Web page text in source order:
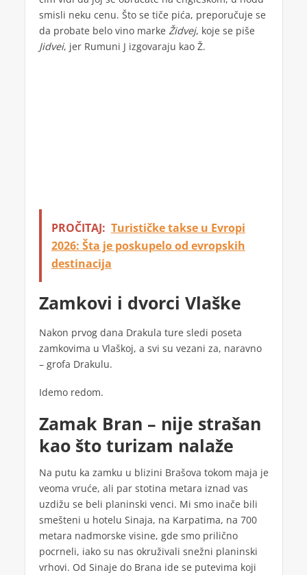
smisli neku cenu. Što se tiče pića, preporučuje se
da probate belo vino marke Židvej, koje se piše
Jidvei, jer Rumuni J izgovaraju kao Ž.
PROČITAJ: Turističke takse u Evropi
2026: Šta je poskupelo od evropskih
destinacija
Zamkovi i dvorci Vlaške
Nakon prvog dana Drakula ture sledi poseta
zamkovima u Vlaškoj, a svi su vezani za, naravno
– grofa Drakulu.
Idemo redom.
Zamak Bran – nije strašan
kao što turizam nalaže
Na putu ka zamku u blizini Brašova tokom maja je
veoma vruće, ali par stotina metara iznad vas
uzdižu se beli planinski venci. Mi smo inače bili
smešteni u hotelu Sinaja, na Karpatima, na 700
metara nadmorske visine, gde smo prilično
pocrneli, iako su nas okruživali snežni planinski
vrhovi. Od Sinaje do Brana ide se putevima koji